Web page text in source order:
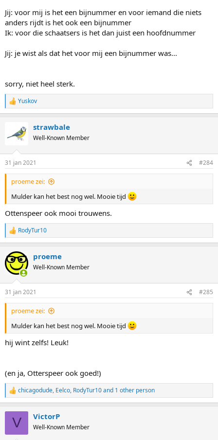
Jij: voor mij is het een bijnummer en voor iemand die niets
anders rijdt is het ook een bijnummer
Ik: voor die schaatsers is het dan juist een hoofdnummer
Jij: je wist als dat het voor mij een bijnummer was...
sorry, niet heel sterk.
R
e
t
s
:
Yuskov
strawbale
Well-Known Member
31 jan 2021 #284
proeme zei:
Mulder kan het best nog wel. Mooie tijd
Ottenspeer ook mooi trouwens.
R
e
c
t
i
s
:
RodyTur10
proeme
Well-Known Member
31 jan 2021 #285
proeme zei:
Mulder kan het best nog wel. Mooie tijd
hij wint zelfs! Leuk!
(en ja, Otterspeer ook goed!)
R
e
chicagodude, Eelco, RodyTur10and 1 other person
V VictorP
Well-Known Member